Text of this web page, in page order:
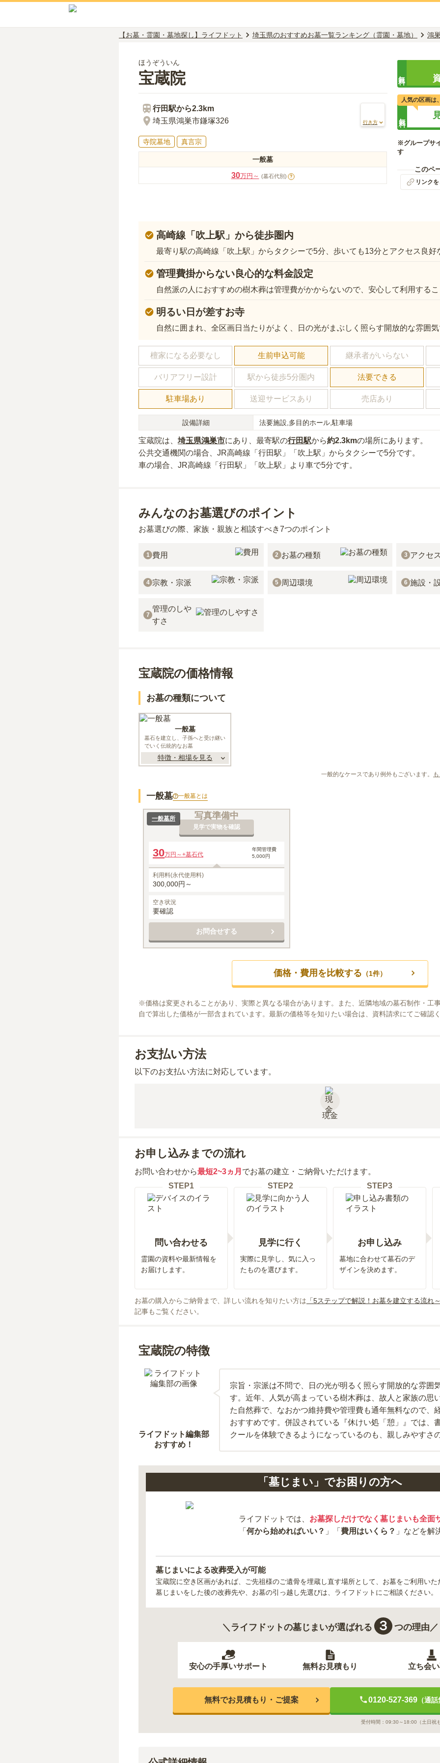
【お墓・霊園・墓地探し】ライフドット 埼玉県のおすすめお墓一覧ランキング（霊園・墓地） 鴻
ほうぞういん
宝蔵院
行田駅から2.3km
埼玉県鴻巣市鎌塚326
行き方
寺院墓地 真言宗
一般墓
30万円～ (墓石代別) ?
人気の区画は
※グループサ
す
このペ
リンク
高崎線「吹上駅」から徒歩圏内
最寄り駅の高崎線「吹上駅」からタクシーで5分、歩いても13分とアクセス良好
管理費掛からない良心的な料金設定
自然派の人におすすめの樹木葬は管理費がかからないので、安心して利用する
明るい日が差すお寺
自然に囲まれ、全区画日当たりがよく、日の光がまぶしく照らす開放的な雰囲
檀家になる必要なし 生前申込可能 継承者がいらない
バリアフリー設計 駅から徒歩5分圏内 法要できる
駐車場あり 送迎サービスあり 売店あり
設備詳細 法要施設,多目的ホール,駐車場
宝蔵院は、 埼玉県鴻巣市にあり 、最寄駅の行田駅から約2.3kmの場所にあり ます。
公共交通機関の場合 、JR高崎線「行田駅」「吹上駅」からタクシーで5分です。
車の場合 、JR高崎線「行田駅」「吹上駅」より車で5分です。
みんなのお墓選びのポイント
お墓選びの際、家族・親族と相談すべき7つのポイント
1 費用 2 お墓の種類 3 アクセ
4 宗教・宗派 5 周辺環境 6 施設・
7
管理のしや
すさ
宝蔵院の価格情報
お墓の種類について
一般墓
墓石を建立し、子孫へと受け継い
でいく伝統的なお墓
特徴・相場を見る
一般的なケースであり例外もございます。
一般墓 一般墓とは
写真準備中
見学で実物を確認
一般墓所
30万円～+墓石代
年間管理費
5,000円
利用料(永代使用料)
300,000円～
空き状況
要確認
お問合せする
価格・費用を比較する （1件）
※価格は変更されることがあり、実際と異なる場合があります。また、近隣地域の墓石制作・工
自で算出した価格が一部含まれています。最新の価格等を知りたい場合は、資料請求にてご確認
お支払い方法
以下のお支払い方法に対応しています。
現金
お申し込みまでの流れ
お問い合わせから最短2~3ヵ月 でお墓の建立・ご納骨いただけます。
STEP1
問い合わせる
霊園の資料や最新情報を
お届けします。
STEP2
見学に行く
実際に見学し、気に入っ
たものを選びます。
STEP3
お申し込み
墓地に合わせて墓石のデ
ザインを決めます。
お墓の購入からご納骨まで、詳しい流れを知りたい方は 「5ステップで解説！お墓を建立する流れ
記事もご覧ください。
宝蔵院の特徴
ライフドット編集部
おすすめ！
宗旨・宗派は不問で、日の光が明るく照らす開放的な雰囲
す。近年、人気が高まっている樹木葬は、故人と家族の思
た自然葬で、なおかつ維持費や管理費も通年無料なので、
おすすめです。併設されている『休けい処「憩」』では、
クールを体験できるようになっているのも、親しみやすさ
「墓じまい」でお困りの方へ
ライフドットでは、 お墓探しだけでなく墓じまいも全面
「 何から始めればいい？ 」「 費用はいくら？ 」などを解
墓じまいによる改葬受入が可能
宝蔵院に空き区画があれば、ご先祖様のご遺骨を埋蔵し直す場所として、お墓をご利用いた
墓じまいをした後の改葬先や、お墓の引っ越し先選びは、ライフドットにご相談ください。
＼ライフドットの墓じまいが選ばれる ３ つの理由／
安心の手厚いサポート 無料お見積もり 立ち会
無料でお見積もり・ご提案 0120-527-369（通話
受付時間： 09:30～18:00 （土日祝